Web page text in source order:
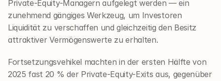
Private-Equity-Managern aufgelegt werden — ein
zunehmend gängiges Werkzeug, um Investoren
Liquidität zu verschaffen und gleichzeitig den Besitz
attraktiver Vermögenswerte zu erhalten.
Fortsetzungsvehikel machten in der ersten Hälfte von
2025 fast 20 % der Private-Equity-Exits aus, gegenüber